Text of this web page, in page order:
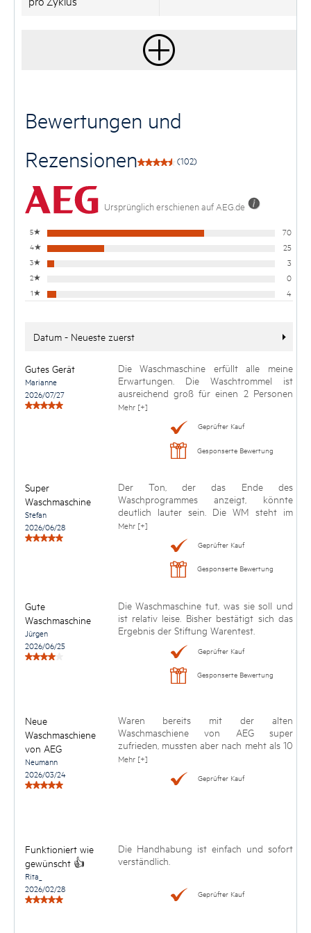
Bewertungen und
Rezensionen
(102)
Ursprünglich erschienen auf AEG.de
5★ 70
4★ 25
3★ 3
2★ 0
1★ 4
Datum - Neueste zuerst
Gutes Gerät
Marianne
2026/07/27
Die Waschmaschine erfüllt alle meine
Erwartungen. Die Waschtrommel ist
ausreichend groß für einen 2 Personen
Haushalt, Programme sind ebenfalls
ausreichend. Qualitativ wirkt sie
hochwertig und die ersten
Waschergebnisse sind einwandfrei. Die
Bedienung ist auch für eine ältere Person
Mehr [+]
Geprüfter Kauf
Gesponserte Bewertung
Super
Waschmaschine
Stefan
2026/06/28
Der Ton, der das Ende des
Waschprogrammes anzeigt, könnte
deutlich lauter sein. Die WM steht im
Keller unserer DHH und man hört es
Mehr [+]
Geprüfter Kauf
Gesponserte Bewertung
Gute
Waschmaschine
Jürgen
2026/06/25
Die Waschmaschine tut, was sie soll und
ist relativ leise. Bisher bestätigt sich das
Ergebnis der Stiftung Warentest.
Geprüfter Kauf
Gesponserte Bewertung
Neue
Waschmaschiene
von AEG
Neumann
2026/03/24
Waren bereits mit der alten
Waschmaschiene von AEG super
zufrieden, mussten aber nach meht als 10
Jahren doch eine neue kaufen. Die neue
läuft zu unserer Zufriedenheit sehr gut,
ist sehr leise, einfach zu bedienen und
Mehr [+]
Geprüfter Kauf
Funktioniert wie
gewünscht 👍
Rita_
2026/02/28
Die Handhabung ist einfach und sofort
verständlich.
Geprüfter Kauf